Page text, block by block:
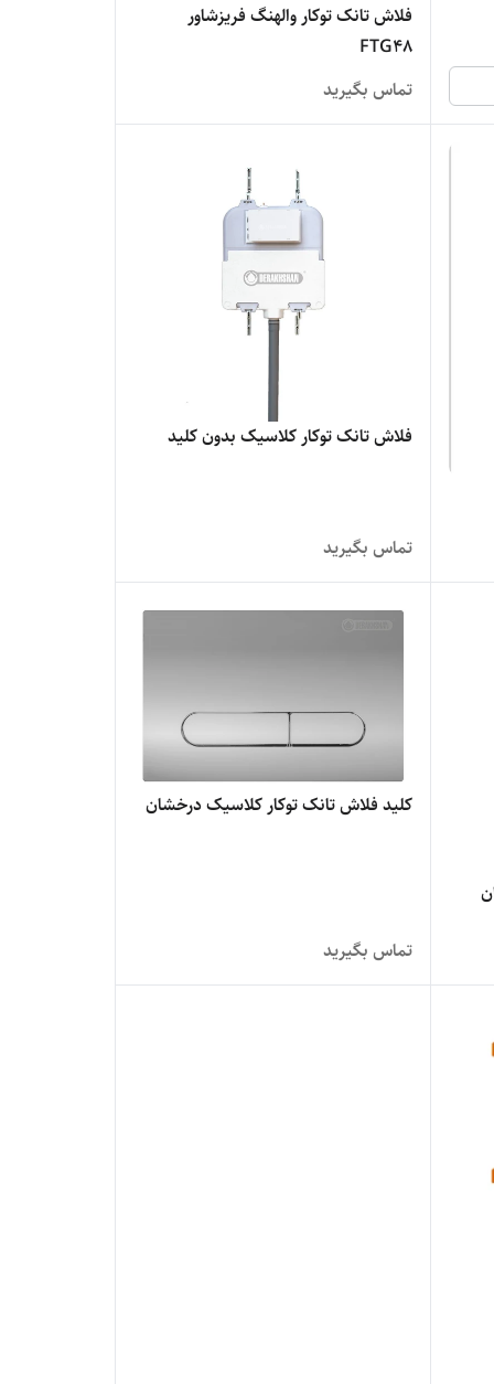
فلاش تانک توکار والهنگ فریزشاور
FTG48
تماس بگیرید
فلاش تانک توکار کلاسیک بدون کلید
تماس بگیرید
کلید فلاش تانک توکار کلاسیک درخشان
تماس بگیرید